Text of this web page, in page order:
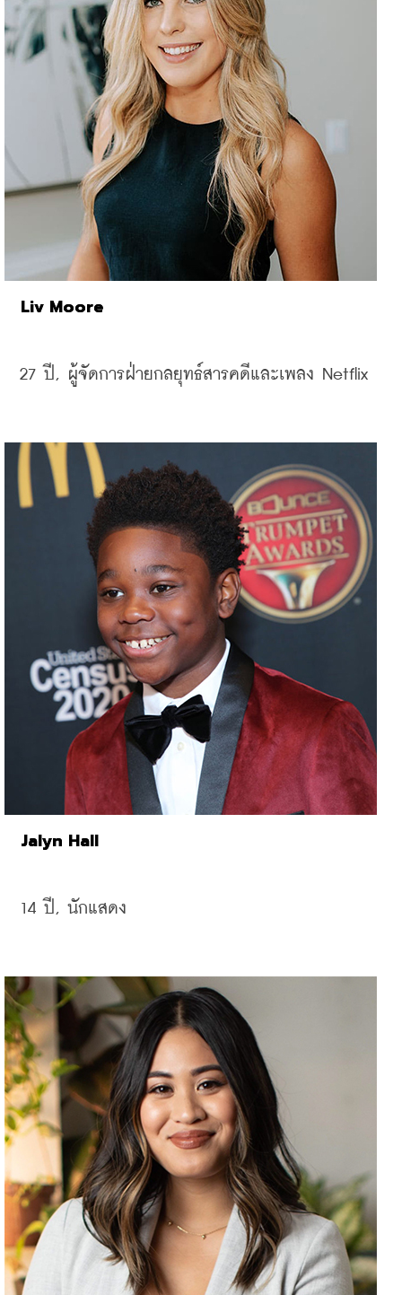
Liv Moore
27 ปี, ผู้จัดการฝ่ายกลยุทธ์สารคดีและเพลง Netflix
Jalyn Hall
14 ปี, นักแสดง